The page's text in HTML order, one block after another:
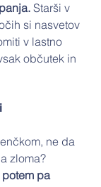
Starši v
si nasvetov
v lastno
občutek in
ne da
zloma?
potem pa